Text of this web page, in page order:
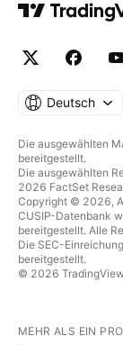
Deutsch
Die ausgewählten
bereitgestellt.
Die ausgewählten
2026 FactSet
Copyright © 2026,
CUSIP-Datenbank
bereitgestellt. Alle
Die SEC-
bereitgestellt.
© 2026
MEHR ALS EIN